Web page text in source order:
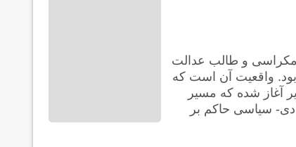
و طالب عدالت
واقعیت آن است که
آغاز شده که مسیر
سیاسی حاکم بر